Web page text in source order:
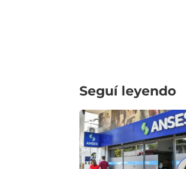
Seguí leyendo